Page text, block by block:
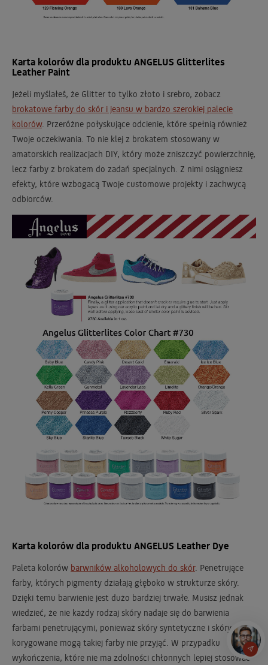
Karta kolorów dla produktu ANGELUS Glitterlites
Leather Paint
Jeżeli myślałeś, że Glitter to tylko złoto i srebro, zobacz
brokatowe farby do skór i jeansu w bardzo szerokiej palecie
kolorów. Przeróżne połyskujące odcienie, które spełnią również
Twoje oczekiwania. To nie klej z brokatem stosowany w
amatorskich realizacjach DIY, który może zniszczyć powierzchnię,
lecz farby z brokatem do zadań specjalnych. Z nimi osiągniesz
efekty, które wzbogacą Twoje customowe projekty i zachwycą
odbiorców.
Karta kolorów dla produktu ANGELUS Leather Dye
Paleta kolorów barwników alkoholowych do skór. Penetrujące
farby, których pigmenty działają głęboko w strukturze skóry.
Dzięki temu barwienie jest dużo bardziej trwałe. Musisz jednak
wiedzieć, że nie każdy rodzaj skóry nadaje się do barwienia
farbami penetrującymi, ponieważ skóry syntetyczne i skóry
korygowane mogą takiej farby nie przyjąć. W przypadku
wykończenia, które nie ma zdolności chłonnych lepiej stosować